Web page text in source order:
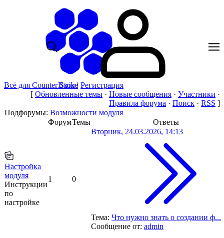
Всё для Counter Strike
Вход| Регистрация
[ Обновленные темы · Новые сообщения · Участники ·
Правила форума · Поиск · RSS ]
Подфорумы: Возможности модуля
ФорумТемы Ответы
Настройка
модуля
Инструкции
по
настройке
1 0
Вторник, 24.03.2026, 14:13
Тема: Что нужно знать о создании ф...
Сообщение от: admin